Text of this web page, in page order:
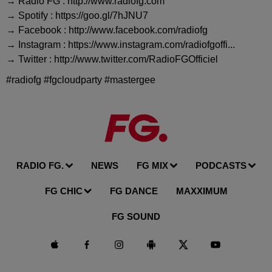
→ Spotify : https://goo.gl/7hJNU7
→ Facebook : http://www.facebook.com/radiofg
→ Instagram : https://www.instagram.com/radiofgoffi...
→ Twitter : http://www.twitter.com/RadioFGOfficiel
#radiofg #fgcloudparty #mastergee
RADIO FG. NEWS FG MIX PODCASTS
FG CHIC FG DANCE MAXXIMUM
FG SOUND